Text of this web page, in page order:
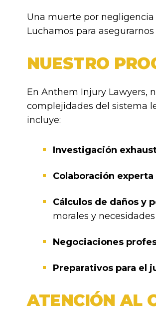
Una muerte por
Luchamos para
NUESTRO
En Anthem Injury Lawyers,
complejidades del sistema
incluye:
Investigación
Colaboración experta
Cálculos de daños y
morales y
Negociaciones
Preparativos para el
ATENCIÓN AL